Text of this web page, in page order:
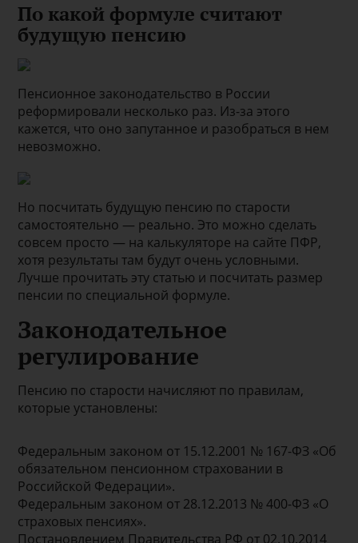
По какой формуле считают
будущую пенсию
Пенсионное законодательство в России
реформировали несколько раз. Из-за этого
кажется, что оно запутанное и разобраться в нем
невозможно.
Но посчитать будущую пенсию по старости
самостоятельно — реально. Это можно сделать
совсем просто — на калькуляторе на сайте ПФР,
хотя результаты там будут очень условными.
Лучше прочитать эту статью и посчитать размер
пенсии по специальной формуле.
Законодательное
регулирование
Пенсию по старости начисляют по правилам,
которые установлены:
Федеральным законом от 15.12.2001 № 167-ФЗ «Об
обязательном пенсионном страховании в
Российской Федерации».
Федеральным законом от 28.12.2013 № 400-ФЗ «О
страховых пенсиях».
Постановлением Правительства РФ от 02.10.2014